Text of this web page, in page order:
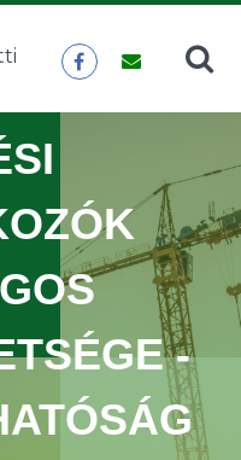
KERESÉS
-